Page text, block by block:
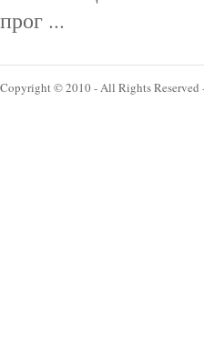
прог ...
Copyright © 2010 - All Rights Reserved